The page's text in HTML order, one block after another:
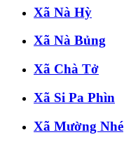
Xã Nà Hỳ
Xã Nà Bủng
Xã Chà Tở
Xã Si Pa Phìn
Xã Mường Nhé